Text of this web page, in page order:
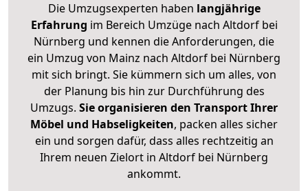
Die Umzugsexperten haben langjährige
Erfahrung im Bereich Umzüge nach Altdorf bei
Nürnberg und kennen die Anforderungen, die
ein Umzug von Mainz nach Altdorf bei Nürnberg
mit sich bringt. Sie kümmern sich um alles, von
der Planung bis hin zur Durchführung des
Umzugs. Sie organisieren den Transport Ihrer
Möbel und Habseligkeiten, packen alles sicher
ein und sorgen dafür, dass alles rechtzeitig an
Ihrem neuen Zielort in Altdorf bei Nürnberg
ankommt.